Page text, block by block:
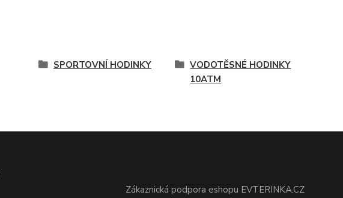
SPORTOVNÍ HODINKY
VODOTĚSNÉ HODINKY
10ATM
Zákaznická podpora eshopu EVTERINKA.CZ